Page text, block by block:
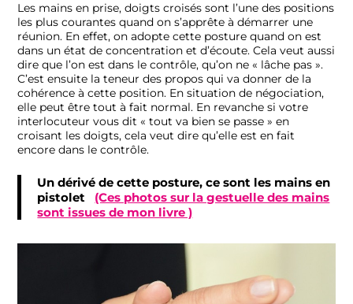
Les mains en prise, doigts croisés sont l’une des positions
les plus courantes quand on s’apprête à démarrer une
réunion. En effet, on adopte cette posture quand on est
dans un état de concentration et d’écoute. Cela veut aussi
dire que l’on est dans le contrôle, qu’on ne « lâche pas ».
C’est ensuite la teneur des propos qui va donner de la
cohérence à cette position. En situation de négociation,
elle peut être tout à fait normal. En revanche si votre
interlocuteur vous dit « tout va bien se passe » en
croisant les doigts, cela veut dire qu’elle est en fait
encore dans le contrôle.
Un dérivé de cette posture, ce sont les mains en
pistolet (Ces photos sur la gestuelle des mains
sont issues de mon livre )